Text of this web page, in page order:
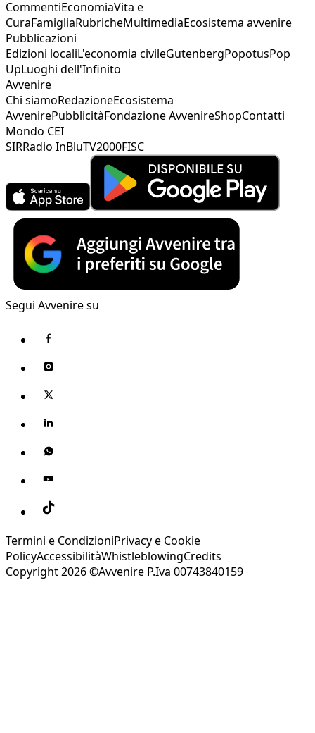
CommentiEconomiaVita e
CuraFamigliaRubricheMultimediaEcosistema avvenire
Pubblicazioni
Edizioni localiL'economia civileGutenbergPopotusPop
UpLuoghi dell'Infinito
Avvenire
Chi siamoRedazioneEcosistema
AvvenirePubblicitàFondazione AvvenireShopContatti
Mondo CEI
SIRRadio InBluTV2000FISC
Segui Avvenire su
Termini e CondizioniPrivacy e Cookie
PolicyAccessibilitàWhistleblowingCredits
Copyright 2026 ©Avvenire P.Iva 00743840159